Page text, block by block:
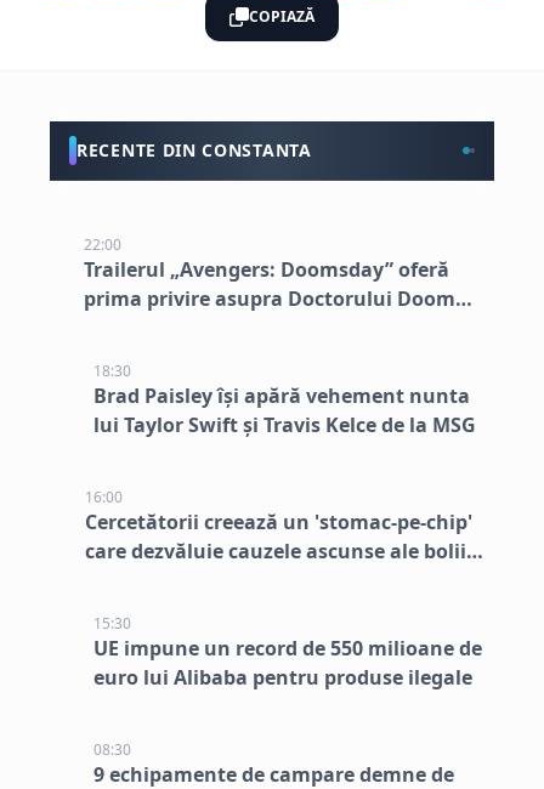
COPIAZĂ
RECENTE DIN CONSTANTA
22:00
Trailerul „Avengers: Doomsday” oferă
prima privire asupra Doctorului Doom
18:30
Brad Paisley își apără vehement nunta
lui Taylor Swift și Travis Kelce de la MSG
16:00
Cercetătorii creează un 'stomac-pe-chip'
care dezvăluie cauzele ascunse ale bolii
15:30
UE impune un record de 550 milioane de
euro lui Alibaba pentru produse ilegale
08:30
9 echipamente de campare demne de